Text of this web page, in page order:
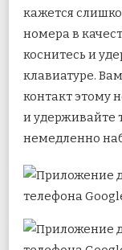
кажется
номера в
коснитесь и
клавиатуре.
контакт этому
и удерживайте
немедленно